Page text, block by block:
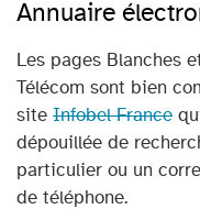
Annuaire
Les pages Blanches
Télécom sont bien
site Infobel France
dépouillée de
particulier ou un
de téléphone.